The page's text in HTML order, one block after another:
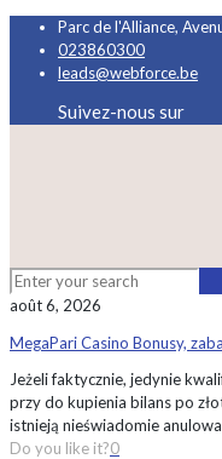
Parc de l'Alliance,
023860300
leads@webforce.be
Suivez-nous sur
août 6, 2026
MegaPari Casino Bonusy,
Jeżeli faktycznie, jedynie
przy do kupienia bilans po
istnieją nieświadomie
Do you like it?0